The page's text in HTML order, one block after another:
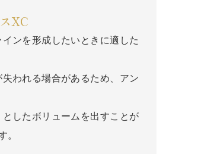
XC
ンを形成したいときに適した
われる場合があるため、アン
したボリュームを出すことが
。